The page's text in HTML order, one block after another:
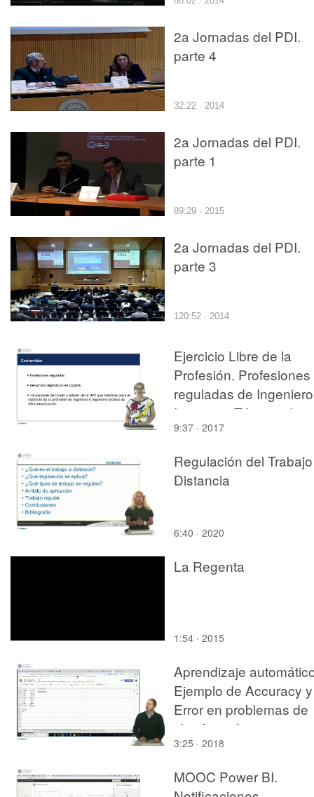
2a Jornadas del PDI.
parte 4
32:22 · 2014
2a Jornadas del PDI.
parte 1
89:29 · 2015
2a Jornadas del PDI.
parte 3
120:52 · 2014
Ejercicio Libre de la
Profesión. Profesiones
reguladas de
Ingeniero Técnico de
Telecomunicación
9:37 · 2017
Regulación del
Distancia
6:40 · 2020
La Regenta
1:54 · 2015
Aprendizaje
Ejemplo de Accuracy y
Error en problemas de
clasificación
3:25 · 2018
MOOC Power BI.